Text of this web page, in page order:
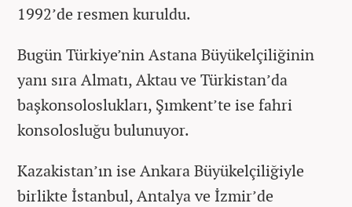
1992’de resmen kuruldu.
Bugün Türkiye’nin Astana Büyükelçiliğinin
yanı sıra Almatı, Aktau ve Türkistan’da
başkonsoloslukları, Şımkent’te ise fahri
konsolosluğu bulunuyor.
Kazakistan’ın ise Ankara Büyükelçiliğiyle
birlikte İstanbul, Antalya ve İzmir’de